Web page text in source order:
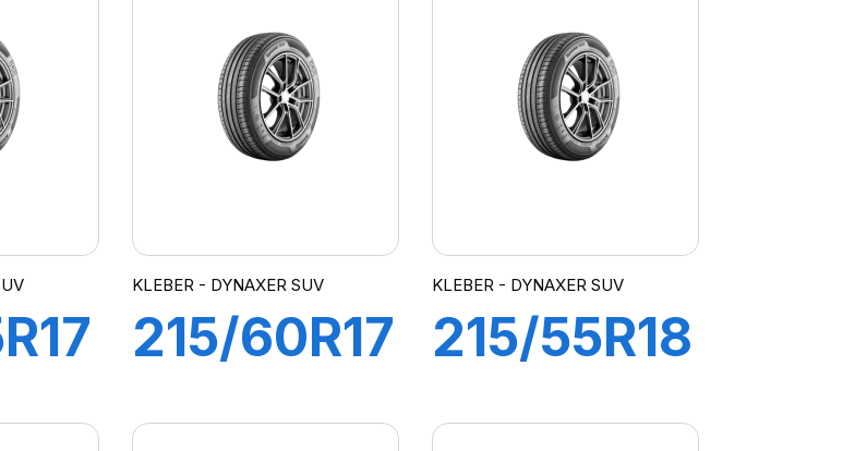
SUV
SUV
KLEBER - DYNAXER SUV
215/60R17
KLEBER - DYNAXER SUV
215/55R18